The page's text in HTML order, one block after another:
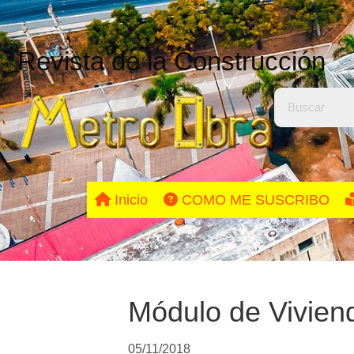
Revista de la Construcción
Inicio COMO ME SUSCRIBO
Módulo de
05/11/2018